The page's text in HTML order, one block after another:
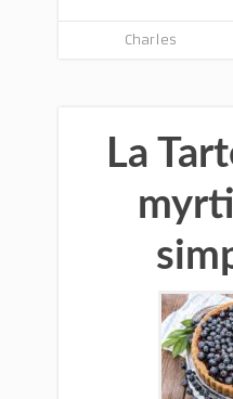
Charles
La